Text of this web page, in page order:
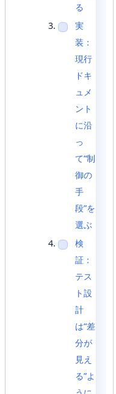
る
実
装：
現行
ドキ
ュメ
ント
に沿
っ
て“制
御の
手
段”を
選ぶ
検
証：
テス
ト設
計
は“差
分が
見え
る”よ